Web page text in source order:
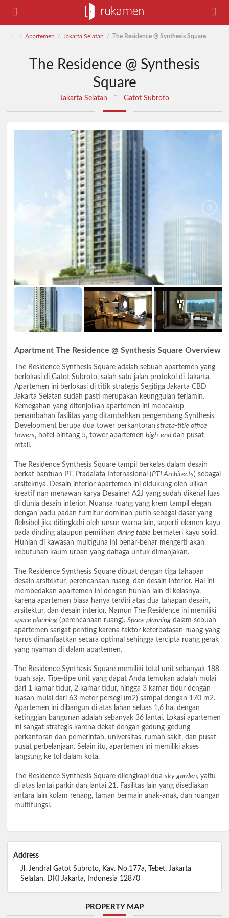
/ Apartemen / Jakarta Selatan / The Residence @ Synthesis Square
The Residence @ Synthesis
Square
Jakarta Selatan Gatot Subroto
Apartment The Residence @ Synthesis Square Overview
The Residence Synthesis Square adalah sebuah apartemen yang
berlokasi di Gatot Subroto, salah satu jalan protokol di Jakarta.
Apartemen ini berlokasi di titik strategis Segitiga Jakarta CBD
Jakarta Selatan sudah pasti merupakan keunggulan terjamin.
Kemegahan yang ditonjolkan apartemen ini mencakup
penambahan fasilitas yang ditambahkan pengembang Synthesis
Development berupa dua tower perkantoran strata-title office
towers, hotel bintang 5, tower apartemen high-end dan pusat
retail.
The Residence Synthesis Square tampil berkelas dalam desain
berkat bantuan PT. PradaTata Internasional (PTI Architects) sebagai
arsiteknya. Desain interior apartemen ini didukung oleh ulikan
kreatif nan menawan karya Desainer A2J yang sudah dikenal luas
di dunia desain interior. Nuansa ruang yang krem tampil elegan
dengan padu padan furnitur dominan putih sebagai dasar yang
fleksibel jika ditingkahi oleh unsur warna lain, seperti elemen kayu
pada dinding ataupun pemilihan dining table bermateri kayu solid.
Hunian di kawasan multiguna ini benar-benar mengerti akan
kebutuhan kaum urban yang dahaga untuk dimanjakan.
The Residence Synthesis Square dibuat dengan tiga tahapan
desain arsitektur, perencanaan ruang, dan desain interior. Hal ini
membedakan apartemen ini dengan hunian lain di kelasnya,
karena apartemen biasa hanya terdiri atas dua tahapan desain,
arsitektur, dan desain interior. Namun The Residence ini memiliki
space planning (perencanaan ruang). Space planning dalam sebuah
apartemen sangat penting karena faktor keterbatasan ruang yang
harus dimanfaatkan secara optimal sehingga tercipta ruang gerak
yang nyaman di dalam apartemen.
The Residence Synthesis Square memiliki total unit sebanyak 188
buah saja. Tipe-tipe unit yang dapat Anda temukan adalah mulai
dari 1 kamar tidur, 2 kamar tidur, hingga 3 kamar tidur dengan
luasan mulai dari 63 meter persegi (m2) sampai dengan 170 m2.
Apartemen ini dibangun di atas lahan seluas 1,6 ha, dengan
ketinggian bangunan adalah sebanyak 36 lantai. Lokasi apartemen
ini sangat strategis karena dekat dengan gedung-gedung
perkantoran dan pemerintah, universitas, rumah sakit, dan pusat-
pusat perbelanjaan. Selain itu, apartemen ini memiliki akses
langsung ke tol dalam kota.
The Residence Synthesis Square dilengkapi dua sky garden, yaitu
di atas lantai parkir dan lantai 21. Fasilitas lain yang disediakan
antara lain kolam renang, taman bermain anak-anak, dan ruangan
multifungsi.
Address
Jl. Jendral Gatot Subroto, Kav. No.177a, Tebet, Jakarta
Selatan, DKI Jakarta, Indonesia 12870
PROPERTY MAP